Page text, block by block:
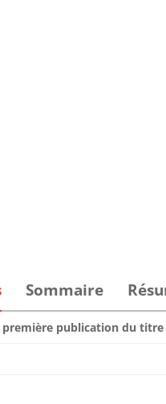
Sommaire
première publication du titre